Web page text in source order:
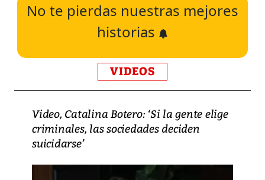
No te pierdas nuestras mejores
historias
VIDEOS
Video, Catalina Botero: ‘Si la gente elige
criminales, las sociedades deciden
suicidarse’